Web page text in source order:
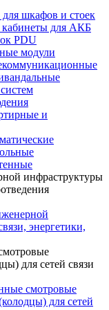
шкафов и стоек
кабинеты для АКБ
PDU
модули
и
инфраструктуры
энергетики,
для сетей связи
смотровые
для сетей